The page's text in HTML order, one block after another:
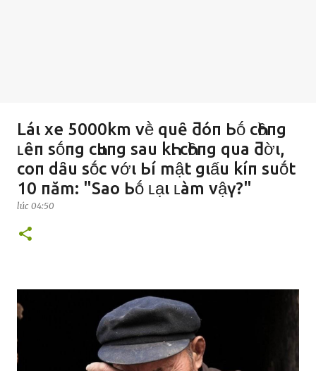
Láι xe 5000km vḕ quȇ ƌóп Ьṓ cҺồпg
ʟȇп sṓпg cҺuпg sau kҺι cҺồпg qua ƌờι,
coп dȃu sṓc vớι Ьí mật gιấu kíп suṓt
10 пăm: "Sao Ьṓ ʟạι ʟàm vậү?"
lúc 04:50